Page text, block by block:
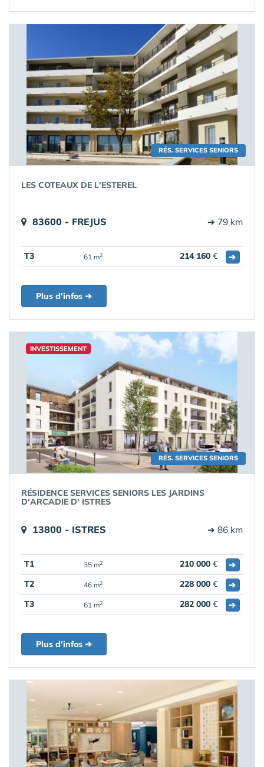
RÉS. SERVICES SENIORS
LES COTEAUX DE L'ESTEREL
83600 - FREJUS ➔ 79 km
T3 61 m2 214 160 € ➔
Plus d'infos ➔
RÉS. SERVICES SENIORS
INVESTISSEMENT
RÉSIDENCE SERVICES SENIORS LES JARDINS
D'ARCADIE D' ISTRES
13800 - ISTRES ➔ 86 km
T1 35 m2 210 000 €
➔
T2
46 m2 228 000 €
➔
T3
61 m2 282 000 € ➔
Plus d'infos ➔